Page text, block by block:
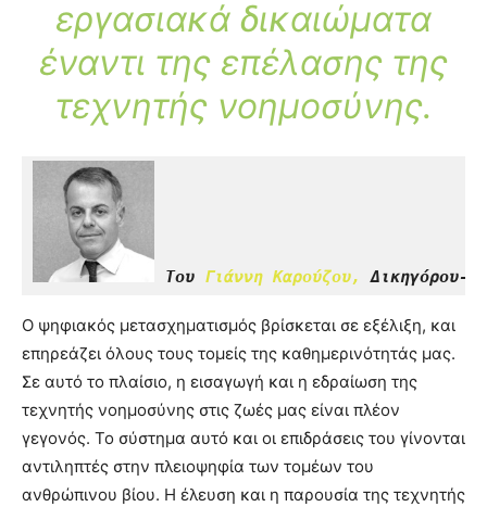
εργασιακά δικαιώματα
έναντι της επέλασης της
τεχνητής νοημοσύνης.
Του Γιάννη Καρούζου, Δικηγόρου-
Ο ψηφιακός μετασχηματισμός βρίσκεται σε εξέλιξη, και
επηρεάζει όλους τους τομείς της καθημερινότητάς μας.
Σε αυτό το πλαίσιο, η εισαγωγή και η εδραίωση της
τεχνητής νοημοσύνης στις ζωές μας είναι πλέον
γεγονός. Το σύστημα αυτό και οι επιδράσεις του γίνονται
αντιληπτές στην πλειοψηφία των τομέων του
ανθρώπινου βίου. Η έλευση και η παρουσία της τεχνητής